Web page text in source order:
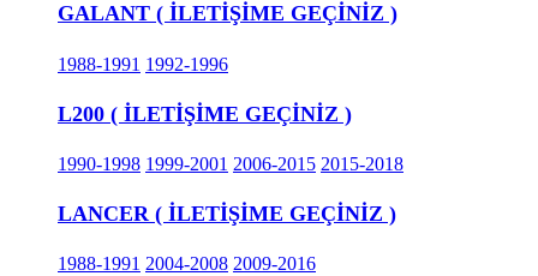
GALANT ( İLETİŞİME GEÇİNİZ )
1988-1991 1992-1996
L200 ( İLETİŞİME GEÇİNİZ )
1990-1998 1999-2001 2006-2015 2015-2018
LANCER ( İLETİŞİME GEÇİNİZ )
1988-1991 2004-2008 2009-2016